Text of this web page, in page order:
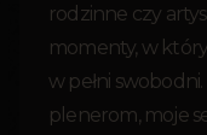
rodzinne czy
momenty, w
w pełni
plenerom, moje